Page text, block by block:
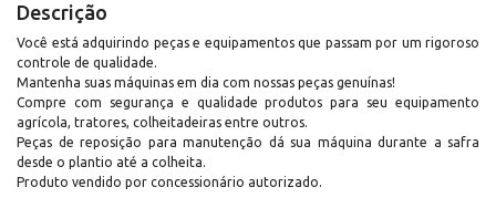
Descrição
Você está adquirindo peças e equipamentos que passam por um rigoroso
controle de qualidade.
Mantenha suas máquinas em dia com nossas peças genuínas!
Compre com segurança e qualidade produtos para seu equipamento
agrícola, tratores, colheitadeiras entre outros.
Peças de reposição para manutenção dá sua máquina durante a safra
desde o plantio até a colheita.
Produto vendido por concessionário autorizado.